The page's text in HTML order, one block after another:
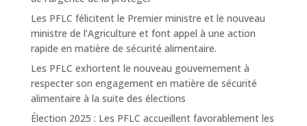
Les PFLC félicitent le Premier ministre et le nouveau
ministre de l’Agriculture et font appel à une action
rapide en matière de sécurité alimentaire.
Les PFLC exhortent le nouveau gouvernement à
respecter son engagement en matière de sécurité
alimentaire à la suite des élections
Élection 2025 : Les PFLC accueillent favorablement les